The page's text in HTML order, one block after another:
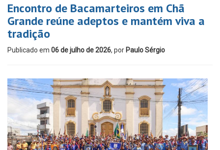
Encontro de Bacamarteiros em Chã
Grande reúne adeptos e mantém viva a
tradição
Publicado em 06 de julho de 2026, por Paulo Sérgio